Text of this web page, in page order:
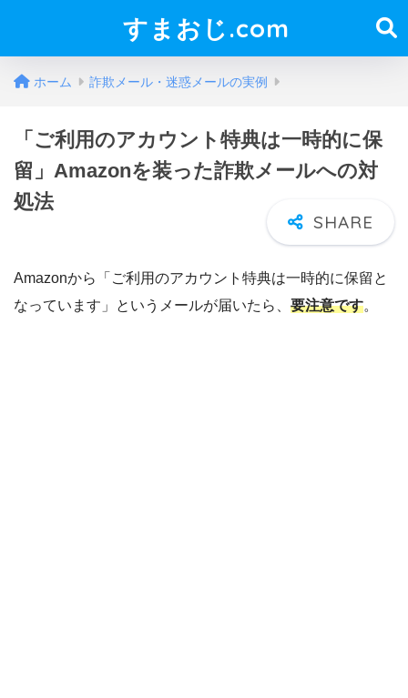
すまおじ.com
ホーム 詐欺メール・迷惑メールの実例
「ご利用のアカウント特典は一時的に保
留」Amazonを装った詐欺メールへの対
処法
Amazonから「ご利用のアカウント特典は一時的に保留と
なっています」というメールが届いたら、 要注意です。